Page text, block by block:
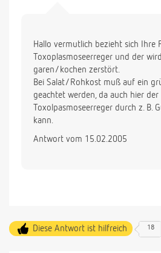
Hallo vermutlich bezieht sich Ihre
Toxoplasmoseerreger und der
garen/kochen zerstört.
Bei Salat/Rohkost muß auf ein
geachtet werden, da auch hier der
Toxolpasmoseerreger durch z. B.
kann.
Antwort vom 15.02.2005
Diese Antwort ist hilfreich 18